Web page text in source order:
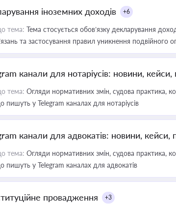
іноземних доходів +6
тема: Тема стосується обов’язку декларування
та застосування правил уникнення подвійного
канали для нотаріусів: новини, кейси,
тема: Огляди нормативних змін, судова практика,
пишуть у Telegram каналах для нотаріусів
канали для адвокатів: новини, кейси,
тема: Огляди нормативних змін, судова практика,
пишуть у Telegram каналах для адвокатів
провадження +3